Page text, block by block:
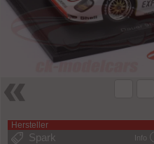
Hersteller
Info
Spark